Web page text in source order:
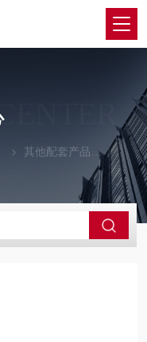
其他配套产品 三防